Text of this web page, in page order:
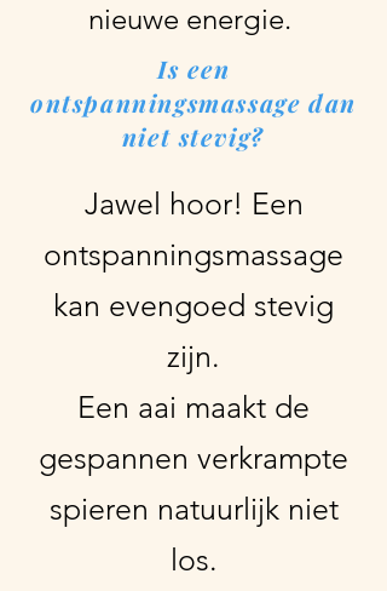
nieuwe energie. ​
Is een
ontspanningsmassage dan
niet stevig?
Jawel hoor! Een
ontspanningsmassage
kan evengoed stevig
zijn.
Een aai maakt de
gespannen verkrampte
spieren natuurlijk niet
los.